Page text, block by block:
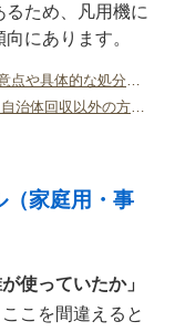
ため、凡用機に
にあります。
（家庭用・事
が使っていたか」
こを間違えると